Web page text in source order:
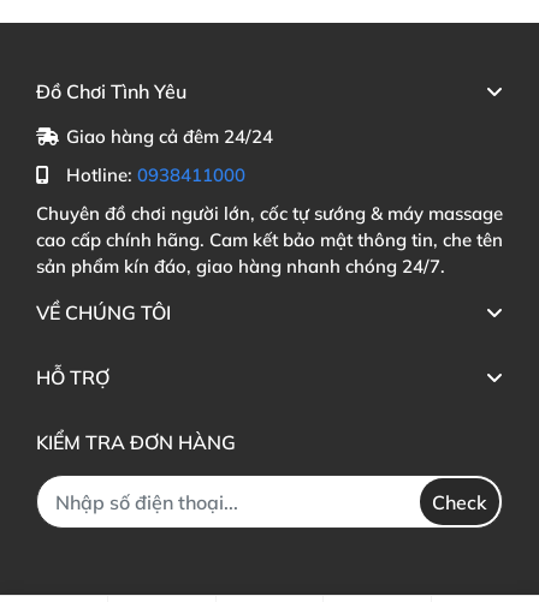
Đồ Chơi Tình Yêu
Giao hàng cả đêm 24/24
Hotline: 0938411000
Chuyên đồ chơi người lớn, cốc tự sướng & máy massage
cao cấp chính hãng. Cam kết bảo mật thông tin, che tên
sản phẩm kín đáo, giao hàng nhanh chóng 24/7.
VỀ CHÚNG TÔI
HỖ TRỢ
KIỂM TRA ĐƠN HÀNG
Check